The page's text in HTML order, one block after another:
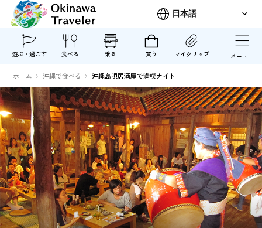
遊ぶ・過ごす 食べる 乗る 買う マイクリップ メニュー
ホーム 沖縄で食べる 沖縄島唄居酒屋で満喫ナイト